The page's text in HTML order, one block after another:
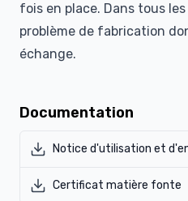
fois en place. Dans tous
problème de fabrication
échange.
Documentation
Notice d'utilisation et
Certificat matière fonte